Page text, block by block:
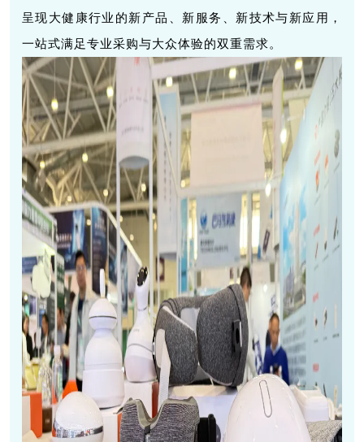
呈现大健康行业的新产品、新服务、新技术与新应用，
一站式满足专业采购与大众体验的双重需求。